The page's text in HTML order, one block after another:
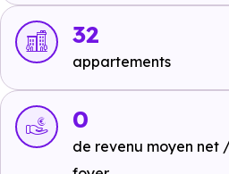
Sortie 16
à 19.6 km, soit 17
Ecoles :
Crèche :
Les Petits Barr'bouilleurs
32
appartements
0
de revenu moyen net